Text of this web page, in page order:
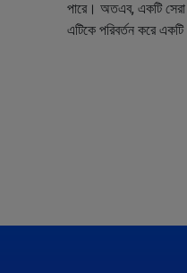
পারে। অতএব, একটি সেরা
এটিকে পরিবর্তন করে